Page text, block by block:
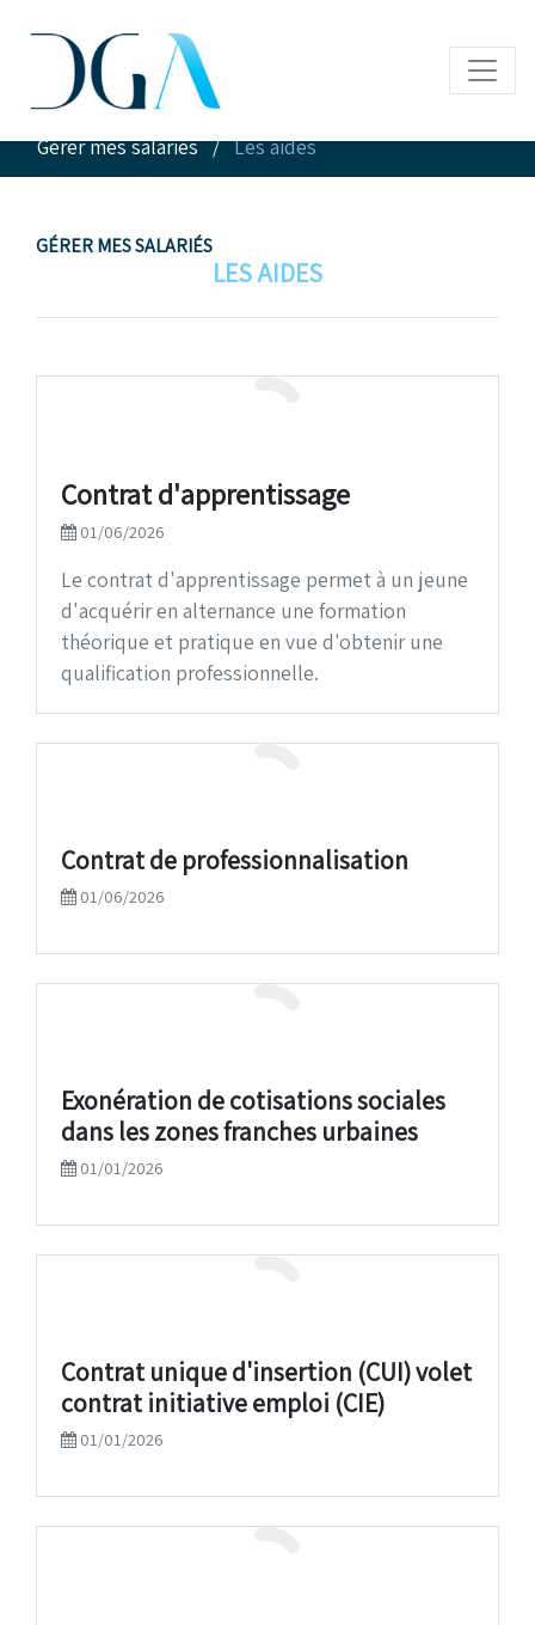
Accueil / Infos pratiques
Gérer mes salariés / Les aides
GÉRER MES SALARIÉS
LES AIDES
Contrat d'apprentissage
01/06/2026
Le contrat d'apprentissage permet à un jeune
d'acquérir en alternance une formation
théorique et pratique en vue d'obtenir une
qualification professionnelle.
Contrat de professionnalisation
01/06/2026
Exonération de cotisations sociales
dans les zones franches urbaines
01/01/2026
Contrat unique d'insertion (CUI) volet
contrat initiative emploi (CIE)
01/01/2026